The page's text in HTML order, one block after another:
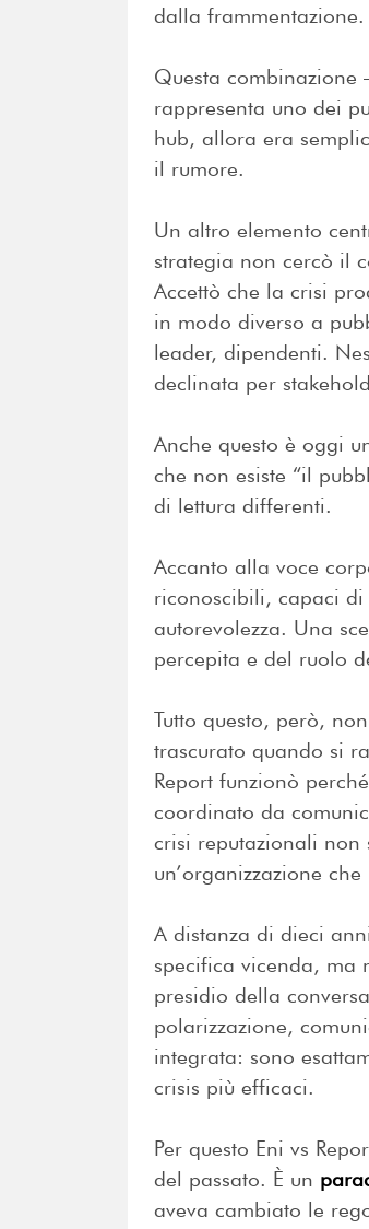
dalla frammentazione.
Questa
rappresenta uno dei
hub, allora era
il rumore.
Un altro elemento
strategia non cercò il
Accettò che la crisi
in modo diverso a
leader, dipendenti.
declinata per
Anche questo è oggi
che non esiste “il
di lettura differenti.
Accanto alla voce
riconoscibili, capaci di
autorevolezza. Una
percepita e del ruolo
Tutto questo, però,
trascurato quando si
Report funzionò
coordinato da
crisi reputazionali
un’organizzazione
A distanza di dieci
specifica vicenda, ma
presidio della
polarizzazione,
integrata: sono
crisis più efficaci.
Per questo Eni vs
del passato. È un
aveva cambiato le